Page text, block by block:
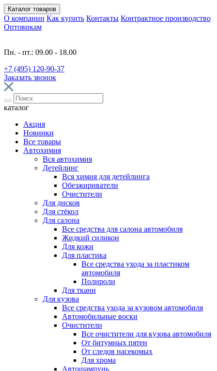
Каталог товаров
О компании Как купить Контакты Контрактное производство
Оптовикам
Пн. - пт.: 09.00 - 18.00
+7 (495) 120-90-37
Заказать звонок
каталог
Акция
Новинки
Все товары
Автохимия
Вся автохимия
Детейлинг
Вся химия для детейлинга
Обезжириватели
Очистители
Для дисков
Для стёкол
Для салона
Все средства для салона автомобиля
Жидкий силикон
Для кожи
Для пластика
Все средства ухода за пластиком
автомобиля
Полироли
Для ткани
Для кузова
Все средства ухода за кузовом автомобиля
Автомобильные воски
Очистители
Все очистители для кузова автомобиля
От битумных пятен
От следов насекомых
Для хрома
Автошампунь